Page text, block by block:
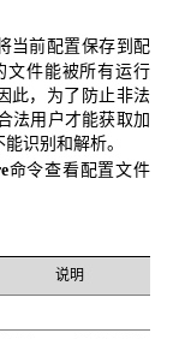
当前配置保存到配
文件能被所有运行
此，为了防止非法
法用户才能获取加
识别和解析。
命令查看配置文件
说明